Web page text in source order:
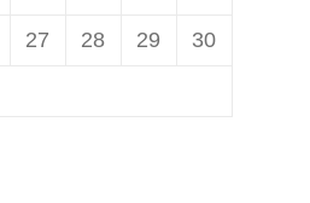
27 28 29 30